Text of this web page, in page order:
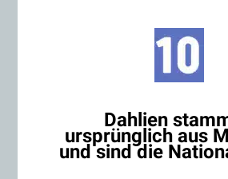
Dahlien
ursprünglich aus
und sind die